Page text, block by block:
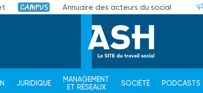
Campus Annuaire des acteurs du social
JURIDIQUE
MANAGEMENT
ET RÉSEAUX
SOCIÉTÉ PODCASTS